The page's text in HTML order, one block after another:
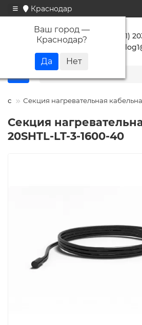
Краснодар
Ваш город —
Краснодар?
+7 (861)
Секция нагревательная
Секция
20SHTL-LT-3-1600-40